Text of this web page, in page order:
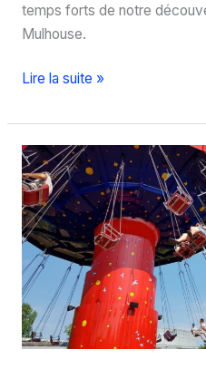
temps forts de notre
Mulhouse.
Visitez
d’Alsace,
incroyable
village-
musée
vivant
Lire la suite »